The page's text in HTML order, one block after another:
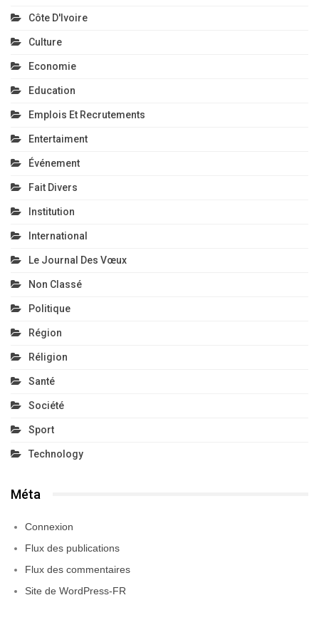
Côte D'Ivoire
Culture
Economie
Education
Emplois Et Recrutements
Entertaiment
Événement
Fait Divers
Institution
International
Le Journal Des Vœux
Non Classé
Politique
Région
Réligion
Santé
Société
Sport
Technology
Méta
Connexion
Flux des publications
Flux des commentaires
Site de WordPress-FR